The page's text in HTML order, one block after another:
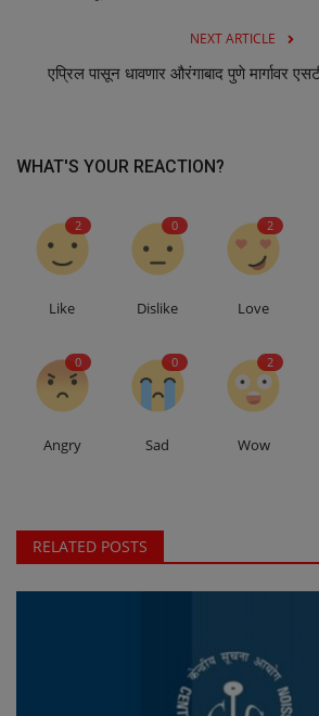
NEXT ARTICLE
एप्रिल पासून धावणार औरंगाबाद पुणे मार्गावर
WHAT'S YOUR REACTION?
2
Like
0
Dislike
2
Love
0
Angry
0
Sad
2
Wow
RELATED POSTS